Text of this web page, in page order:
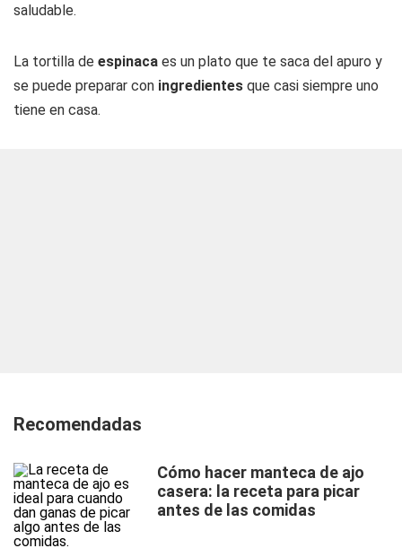
saludable.
La tortilla de espinaca es un plato que te saca del apuro y
se puede preparar con ingredientes que casi siempre uno
tiene en casa.
Recomendadas
Cómo hacer manteca de ajo
casera: la receta para picar
antes de las comidas